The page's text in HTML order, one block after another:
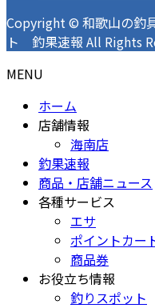
Copyright © 和歌山の釣
ト 釣果速報 All Rights
MENU
ホーム
店舗情報
海南店
釣果速報
商品・店舗ニュース
各種サービス
エサ
ポイントカー
商品券
お役立ち情報
釣りスポット